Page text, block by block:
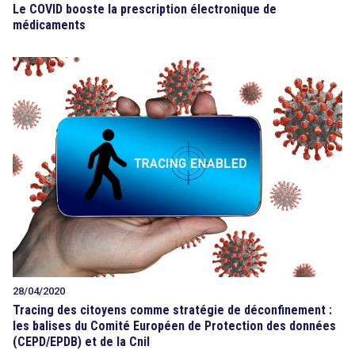
Le COVID booste la prescription électronique de
médicaments
28/04/2020
Tracing des citoyens comme stratégie de déconfinement :
les balises du Comité Européen de Protection des données
(CEPD/EPDB) et de la Cnil